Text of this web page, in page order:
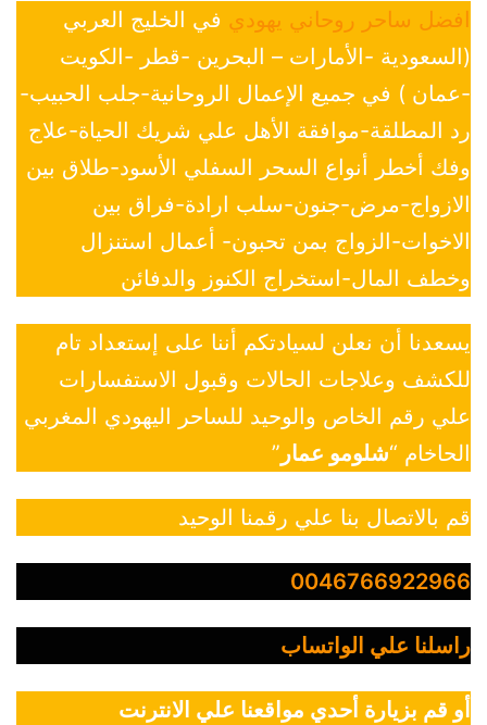
افضل ساحر روحاني يهودي في الخليج العربي
(السعودية -الأمارات – البحرين -قطر -الكويت
-عمان ) في جميع الإعمال الروحانية-جلب الحبيب-
رد المطلقة-موافقة الأهل علي شريك الحياة-علاج
وفك أخطر أنواع السحر السفلي الأسود-طلاق بين
الازواج-مرض-جنون-سلب ارادة-فراق بين
الاخوات-الزواج بمن تحبون- أعمال استنزال
وخطف المال-استخراج الكنوز والدفائن
يسعدنا أن نعلن لسيادتكم أننا على إستعداد تام
للكشف وعلاجات الحالات وقبول الاستفسارات
علي رقم الخاص والوحيد للساحر اليهودي المغربي
الحاخام “شلومو عمار ”
قم بالاتصال بنا علي رقمنا الوحيد
0046766922966
راسلنا علي الواتساب
أو قم بزيارة أحدي مواقعنا علي الانترنت